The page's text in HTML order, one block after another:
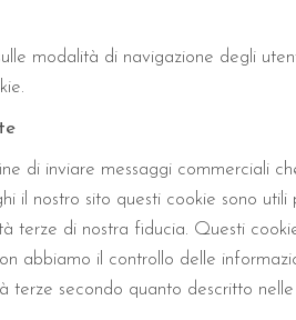
modalità di navigazione degli
di inviare messaggi commerciali
il nostro sito questi cookie sono
terze di nostra fiducia. Questi
abbiamo il controllo delle
secondo quanto descritto